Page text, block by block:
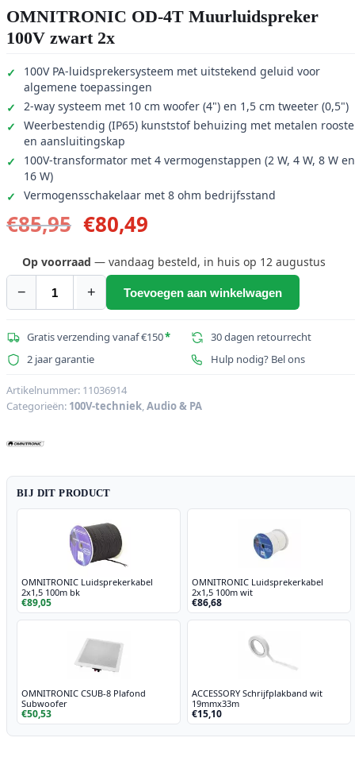
OMNITRONIC OD-4T Muurluidspreker
100V zwart 2x
100V PA-luidsprekersysteem met uitstekend geluid voor
algemene toepassingen
2-way systeem met 10 cm woofer (4") en 1,5 cm tweeter (0,5")
Weerbestendig (IP65) kunststof behuizing met metalen
en aansluitingskap
100V-transformator met 4 vermogenstappen (2 W, 4 W, 8 W en
16 W)
Vermogensschakelaar met 8 ohm bedrijfsstand
€85,95 Oorspronkelijke
was:
€85,95.
€80,49
is:
€80,49.
Op voorraad — vandaag besteld, in huis op 12 augustus
−
OMNITRONIC
4T
Muurluidspreker
zwart
2x
+ Toevoegen aan winkelwagen
Gratis verzending vanaf €150*
30 dagen retourrecht
2 jaar garantie
Hulp nodig? Bel ons
Artikelnummer: 11036914
Categorieën: 100V-techniek,Audio & PA
BIJ DIT PRODUCT
OMNITRONIC Luidsprekerkabel
2x1,5 100m bk
€89,05
OMNITRONIC Luidsprekerkabel
2x1,5 100m wit
€86,68
OMNITRONIC CSUB-8 Plafond
Subwoofer
€50,53
ACCESSORY Schrijfplakband wit
19mmx33m
€15,10